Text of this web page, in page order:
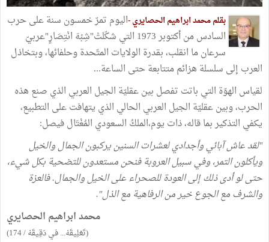
بقلم محمد ابراهيم الحصايري -اليوم تمرّ خمسون سنة على حرب
السادس من أكتوبر 1973 التي شكّلتْ"شِبْهَ انْتِصَارٍ"عربيّ
سرعان ما انقلب، بقدرة الولايات المتّحدة وحلفائها، وبتخاذل
العرب إلى سلسلة هزائم متتابعة حتى الساعة...
لقياس الهوّة التي باتت تفصل بين عقليّة الجيل العربي الذي صنع هذه
الحرب، وبين عقليّة الجيل العربي الحالي الذي يتهافت على التطبيع،
يكفي التذكير بما قاله، ذات يوم،الملكُ السعودي المُغْتَال فيصل:
"لقد عاش آبائي وأجدادي لعشرات السنين يركبون الجمال والخيل
ويأكلون التمر، وفي سبيل العروبة فنحن مستعدون للتضحية بكل شيء،
حتى لو أدى ذلك إلى العودة للصحراء على الخيل والجمال. فالعزة
والشرف مع الجوع خير من الرفاهية مع الذل".
محمد ابراهيم الحصايري
(تَعْلِيقَهْ... في دَقِيقَهْ / 174)